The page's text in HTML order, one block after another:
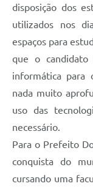
disposição dos
utilizados nos
espaços para
que o candidato
informática para
nada muito
uso das
necessário.
Para o Prefeito
conquista do
cursando uma